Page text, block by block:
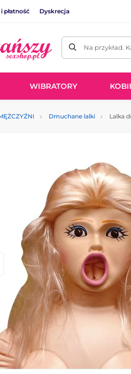
płatność Dyskrecja
Na przykład.
WIBRATORY
Dmuchane lalki Lalka